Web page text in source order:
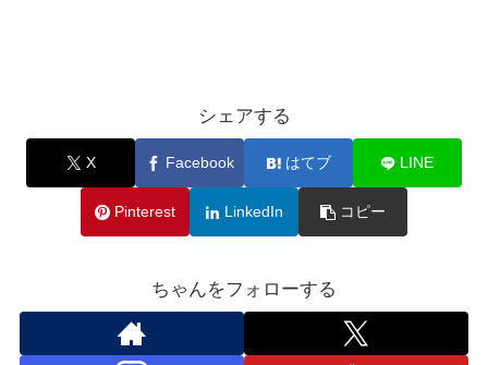
シェアする
X Facebook はてブ LINE
Pinterest LinkedIn コピー
ちゃんをフォローする